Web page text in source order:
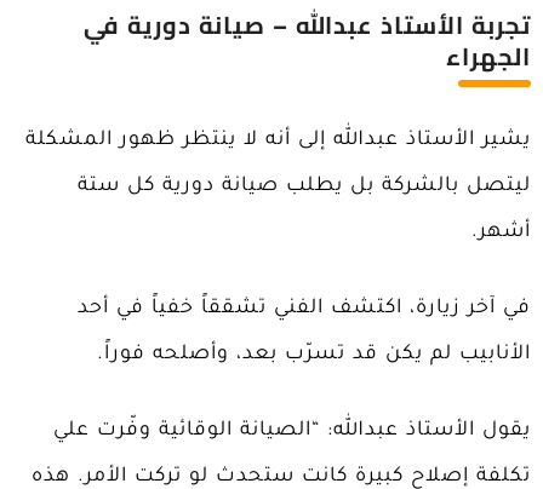
تجربة الأستاذ عبدالله – صيانة دورية في
الجهراء
يشير الأستاذ عبدالله إلى أنه لا ينتظر ظهور المشكلة
ليتصل بالشركة بل يطلب صيانة دورية كل ستة
أشهر.
في آخر زيارة، اكتشف الفني تشققاً خفياً في أحد
الأنابيب لم يكن قد تسرّب بعد، وأصلحه فوراً.
يقول الأستاذ عبدالله: “الصيانة الوقائية وفّرت علي
تكلفة إصلاح كبيرة كانت ستحدث لو تركت الأمر. هذه